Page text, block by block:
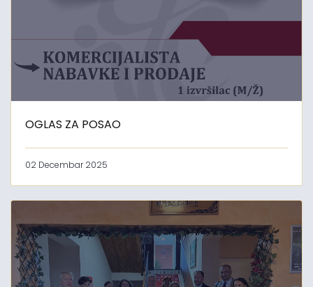
OGLAS ZA POSAO
02 Decembar 2025